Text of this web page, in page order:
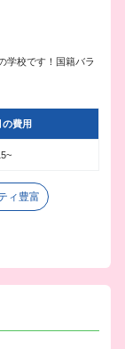
学校です！国籍バラ
の費用
ィ豊富